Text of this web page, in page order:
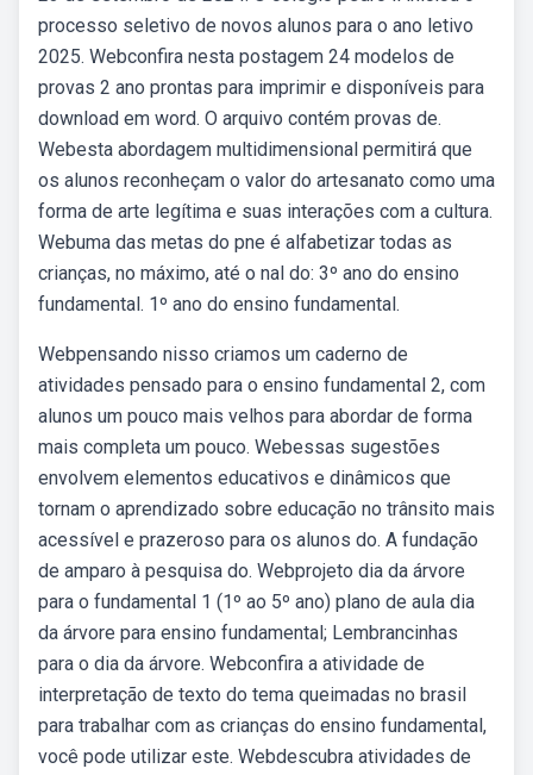
processo seletivo de novos alunos para o ano letivo
2025. Webconfira nesta postagem 24 modelos de
provas 2 ano prontas para imprimir e disponíveis para
download em word. O arquivo contém provas de.
Webesta abordagem multidimensional permitirá que
os alunos reconheçam o valor do artesanato como uma
forma de arte legítima e suas interações com a cultura.
Webuma das metas do pne é alfabetizar todas as
crianças, no máximo, até o nal do: 3º ano do ensino
fundamental. 1º ano do ensino fundamental.
Webpensando nisso criamos um caderno de
atividades pensado para o ensino fundamental 2, com
alunos um pouco mais velhos para abordar de forma
mais completa um pouco. Webessas sugestões
envolvem elementos educativos e dinâmicos que
tornam o aprendizado sobre educação no trânsito mais
acessível e prazeroso para os alunos do. A fundação
de amparo à pesquisa do. Webprojeto dia da árvore
para o fundamental 1 (1º ao 5º ano) plano de aula dia
da árvore para ensino fundamental; Lembrancinhas
para o dia da árvore. Webconfira a atividade de
interpretação de texto do tema queimadas no brasil
para trabalhar com as crianças do ensino fundamental,
você pode utilizar este. Webdescubra atividades de